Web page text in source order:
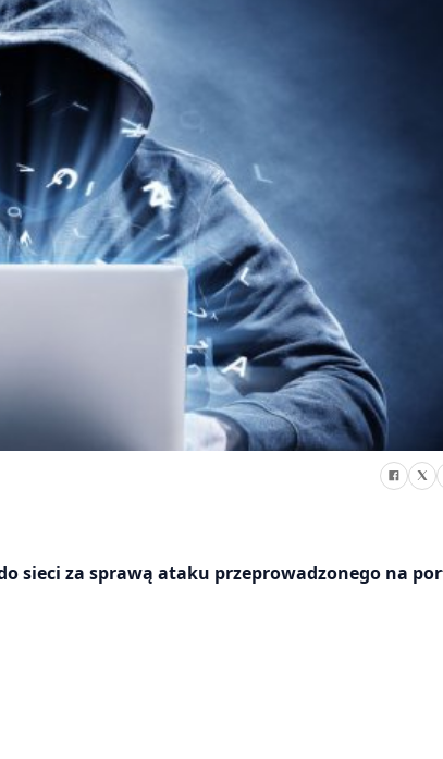
sieci za sprawą ataku przeprowadzonego na